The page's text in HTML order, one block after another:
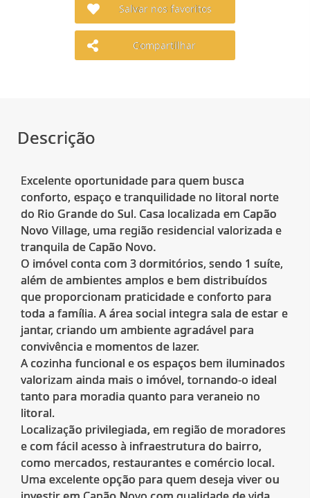
Salvar nos favoritos
Compartilhar
Descrição
Excelente oportunidade para quem busca
conforto, espaço e tranquilidade no litoral norte
do Rio Grande do Sul. Casa localizada em Capão
Novo Village, uma região residencial valorizada e
tranquila de Capão Novo.
O imóvel conta com 3 dormitórios, sendo 1 suíte,
além de ambientes amplos e bem distribuídos
que proporcionam praticidade e conforto para
toda a família. A área social integra sala de estar e
jantar, criando um ambiente agradável para
convivência e momentos de lazer.
A cozinha funcional e os espaços bem iluminados
valorizam ainda mais o imóvel, tornando-o ideal
tanto para moradia quanto para veraneio no
litoral.
Localização privilegiada, em região de moradores
e com fácil acesso à infraestrutura do bairro,
como mercados, restaurantes e comércio local.
Uma excelente opção para quem deseja viver ou